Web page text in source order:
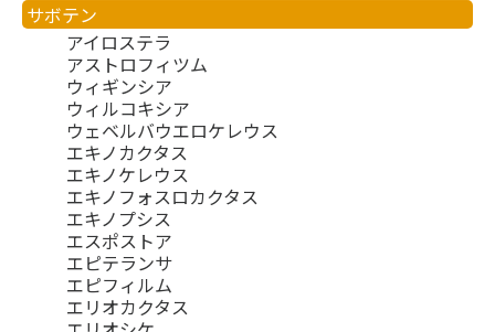
サボテン
アイロステラ
アストロフィツム
ウィギンシア
ウィルコキシア
ウェベルバウエロケレウス
エキノカクタス
エキノケレウス
エキノフォスロカクタス
エキノプシス
エスポストア
エピテランサ
エピフィルム
エリオカクタス